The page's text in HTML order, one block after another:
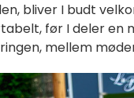
bliver I budt
før I deler en
mellem